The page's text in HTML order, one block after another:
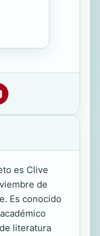
es Clive
de
Es conocido
literatura